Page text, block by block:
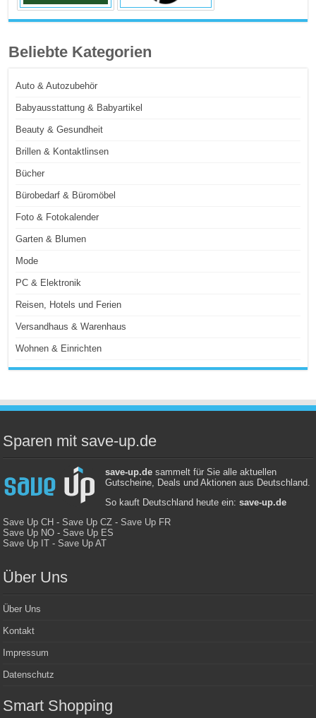
Beliebte Kategorien
Auto & Autozubehör
Babyausstattung & Babyartikel
Beauty & Gesundheit
Brillen & Kontaktlinsen
Bücher
Bürobedarf & Büromöbel
Foto & Fotokalender
Garten & Blumen
Mode
PC & Elektronik
Reisen, Hotels und Ferien
Versandhaus & Warenhaus
Wohnen & Einrichten
Sparen mit save-up.de
save-up.desammelt für Sie alle aktuellen
Gutscheine, Deals und Aktionen aus Deutschland.
So kauft Deutschland heute ein: save-up.de
Save Up CH -Save Up CZ -Save Up FR
Save Up NO -Save Up ES
Save Up IT -Save Up AT
Über Uns
Über Uns
Kontakt
Impressum
Datenschutz
Smart Shopping